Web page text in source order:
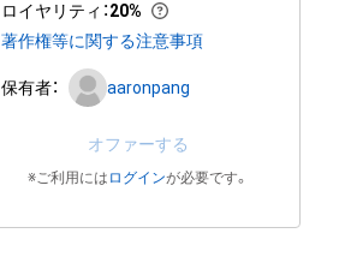
ロイヤリティ ：20%
著作権等に関する注意事項
保有者： aaronpang
オファーする
※ご利用には ログインが必要です。